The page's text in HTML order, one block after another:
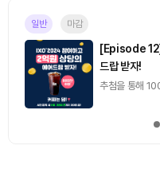
일반 마감
[Episode
드랍 받자!
추첨을 통해